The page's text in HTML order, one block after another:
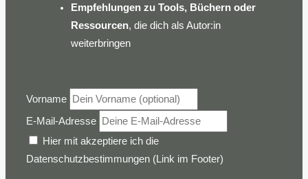
Empfehlungen zu Tools, Büchern oder
Ressourcen, die dich als Autor:in
weiterbringen
Vorname
E-Mail-Adresse
Hier mit akzeptiere ich die
Datenschutzbestimmungen (Link im Footer)